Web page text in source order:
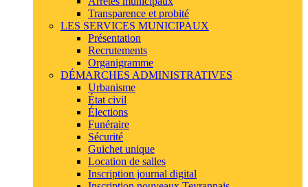
Transparence et probité
LES SERVICES MUNICIPAUX
Présentation
Recrutements
Organigramme
DÉMARCHES ADMINISTRATIVES
Urbanisme
État civil
Élections
Funéraire
Sécurité
Guichet unique
Location de salles
Inscription journal digital